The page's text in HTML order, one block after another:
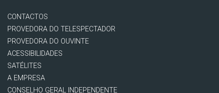
CONTACTOS
PROVEDORA DO TELESPECTADOR
PROVEDORA DO OUVINTE
ACESSIBILIDADES
SATÉLITES
A EMPRESA
CONSELHO GERAL INDEPENDENTE